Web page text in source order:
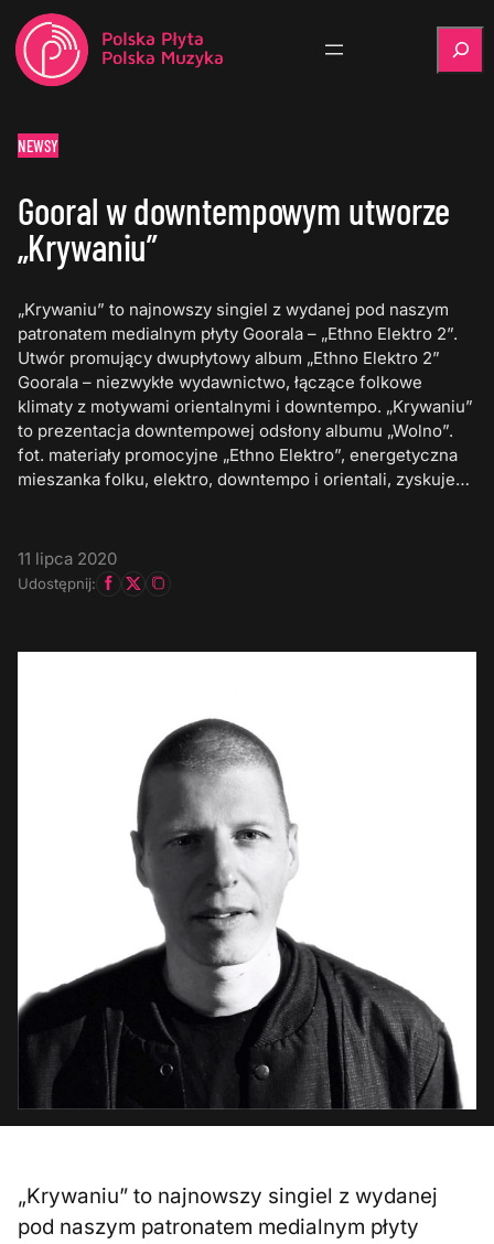
NEWSY
Gooral w downtempowym utworze
„Krywaniu”
„Krywaniu” to najnowszy singiel z wydanej pod naszym
patronatem medialnym płyty Goorala – „Ethno Elektro 2”.
Utwór promujący dwupłytowy album „Ethno Elektro 2”
Goorala – niezwykłe wydawnictwo, łączące folkowe
klimaty z motywami orientalnymi i downtempo. „Krywaniu”
to prezentacja downtempowej odsłony albumu „Wolno”.
fot. materiały promocyjne „Ethno Elektro”, energetyczna
mieszanka folku, elektro, downtempo i orientali, zyskuje…
11 lipca 2020
Udostępnij:
„Krywaniu” to najnowszy singiel z wydanej
pod naszym patronatem medialnym płyty